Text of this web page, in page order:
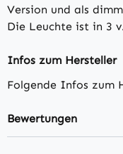
Version und als
Die Leuchte ist in 3
Infos zum Hersteller
Folgende Infos zum
Bewertungen